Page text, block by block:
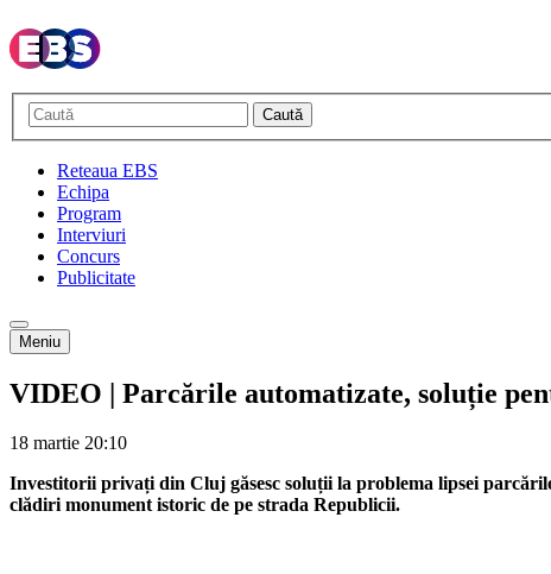
Caută
Reteaua EBS
Echipa
Program
Interviuri
Concurs
Publicitate
Meniu
VIDEO | Parcările automatizate, soluție
18 martie 20:10
Investitorii privați din Cluj găsesc soluții la problema lipsei
clădiri monument istoric de pe strada Republicii.